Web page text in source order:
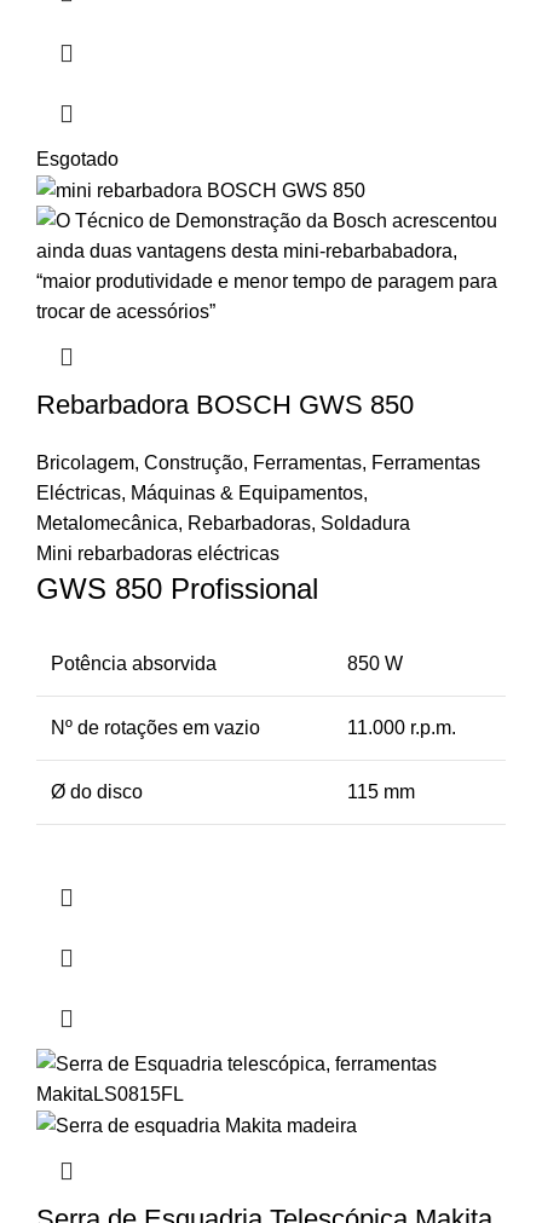
Esgotado
Rebarbadora BOSCH GWS 850
Bricolagem, Construção, Ferramentas, Ferramentas
Eléctricas, Máquinas & Equipamentos,
Metalomecânica, Rebarbadoras, Soldadura
Mini rebarbadoras eléctricas
GWS 850 Profissional
Potência absorvida 850 W
Nº de rotações em vazio 11.000 r.p.m.
Ø do disco 115 mm